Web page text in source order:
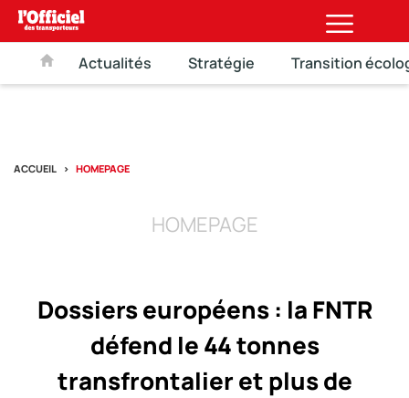
Actualités Stratégie Transition
ACCUEIL HOMEPAGE
HOMEPAGE
Dossiers européens : la FNTR
défend le 44 tonnes
transfrontalier et plus de